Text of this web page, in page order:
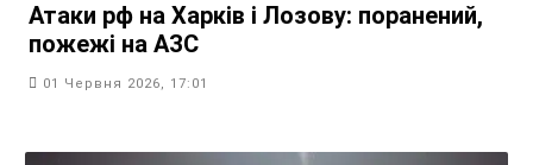
Атаки рф на Харків і Лозову: поранений,
пожежі на АЗС
01 Червня 2026, 17:01